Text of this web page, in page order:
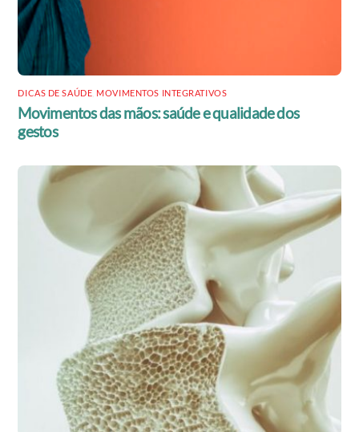
DICAS DE SAÚDE MOVIMENTOS INTEGRATIVOS
Movimentos das mãos: saúde e qualidade dos
gestos